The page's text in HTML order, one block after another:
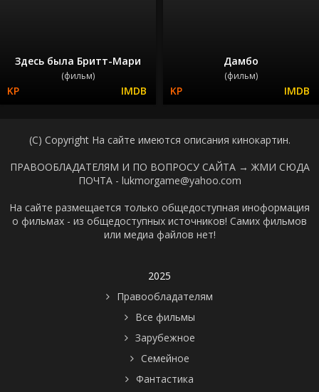
Здесь была Бритт-Мари
(фильм)
Дамбо
(фильм)
(C) Copyright На сайте имеются описания кинокартин.
ПРАВООБЛАДАТЕЛЯМ И ПО ВОПРОСУ САЙТА → ЖМИ СЮДА
ПОЧТА - lukmorgame@yahoo.com
На сайте размещается только общедоступная иноформация
о фильмах - из общедоступных источников! Самих фильмов
или медиа файлов нет!
2025
Правообладателям
Все фильмы
Зарубежное
Семейное
Фантастика